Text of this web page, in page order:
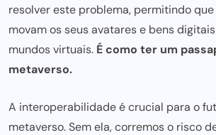
resolver este problema, permitindo
movam os seus avatares e bens
mundos virtuais. É como ter um
metaverso.
A interoperabilidade é crucial para o
metaverso. Sem ela, corremos o risco